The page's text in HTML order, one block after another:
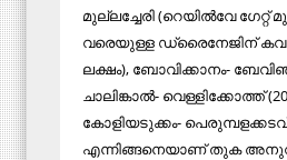
മുല്ലച്ചേരി (റെയില്‍വേ
വരെയുള്ള ഡ്രൈനേജിന്
ലക്ഷം), ബോവിക്കാനം-
ചാലിങ്കാല്‍- വെള്ളിക്കോത്ത്
കോളിയടുക്കം-
എന്നിങ്ങനെയാണ് തുക